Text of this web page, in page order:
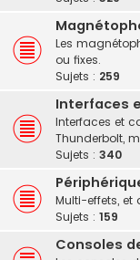
Les
ou fixes.
Sujets : 259
Interfaces
Interfaces et
Thunderbolt,
Sujets : 340
Multi-effets, et
Sujets : 159
Consoles